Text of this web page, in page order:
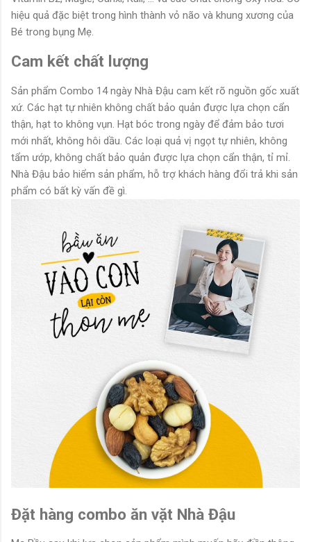
hiệu quả đặc biệt trong hình thành vỏ não và khung xương của
Bé trong bụng Mẹ.
Cam kết chất lượng
Sản phẩm Combo 14 ngày Nhà Đậu cam kết rõ nguồn gốc xuất
xứ. Các hạt tự nhiên không chất bảo quản được lựa chọn cẩn
thận, hạt to không vụn. Hạt bóc trong ngày để đảm bảo tươi
mới nhất, không hôi dầu. Các loại quả vị ngọt tự nhiên, không
tẩm ướp, không chất bảo quản được lựa chọn cẩn thận, tỉ mỉ.
Nhà Đậu bảo hiểm sản phẩm, hỗ trợ khách hàng đổi trả khi sản
phẩm có bất kỳ vấn đề gì.
Đặt hàng combo ăn vặt Nhà Đậu